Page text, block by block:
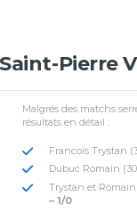
Pierre
Malgrés des matchs
résultats en détail :
Francois Trystan
Dubuc Romain
Trystan et
– 1/0